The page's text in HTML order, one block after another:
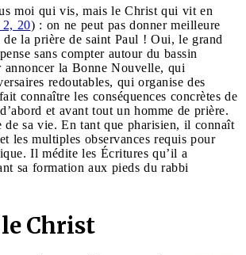
moi qui vis, mais le Christ qui vit en
2, 20) : on ne peut pas donner meilleure
la prière de saint Paul ! Oui, le grand
sans compter autour du bassin
annoncer la Bonne Nouvelle, qui
redoutables, qui organise des
connaître les conséquences concrètes de
et avant tout un homme de prière.
sa vie. En tant que pharisien, il connaît
les multiples observances requis pour
Il médite les Écritures qu’il a
sa formation aux pieds du rabbi
Christ